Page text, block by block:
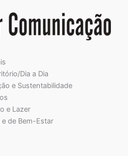
Dia a Dia
e Sustentabilidade
e Lazer
de Bem-Estar